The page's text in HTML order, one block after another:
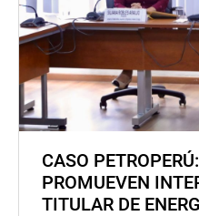
CASO
PROMUEVEN
TITULAR DE